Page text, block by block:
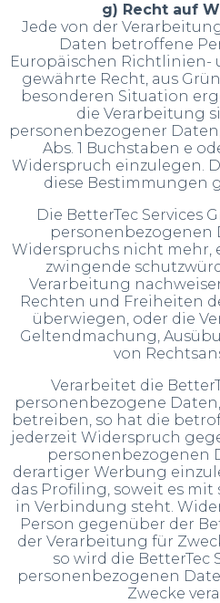
g) Recht auf
Jede von der
Daten betroffene
Europäischen Richtlinien-
gewährte Recht, aus
besonderen Situation
die Verarbeitung
personenbezogener
Abs. 1 Buchstaben e
Widerspruch einzulegen.
diese Bestimmungen
Die BetterTec Services
personenbezogenen
Widerspruchs nicht mehr,
zwingende
Verarbeitung
Rechten und Freiheiten
überwiegen, oder die
Geltendmachung,
von
Verarbeitet die
personenbezogene
betreiben, so hat die
jederzeit Widerspruch
personenbezogenen
derartiger Werbung
das Profiling, soweit es
in Verbindung steht.
Person gegenüber der
der Verarbeitung für
so wird die BetterTec
personenbezogenen
Zwecke